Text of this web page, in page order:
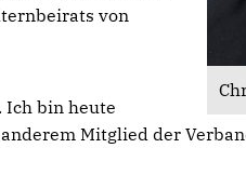
von
Ich bin heute
Mitglied der